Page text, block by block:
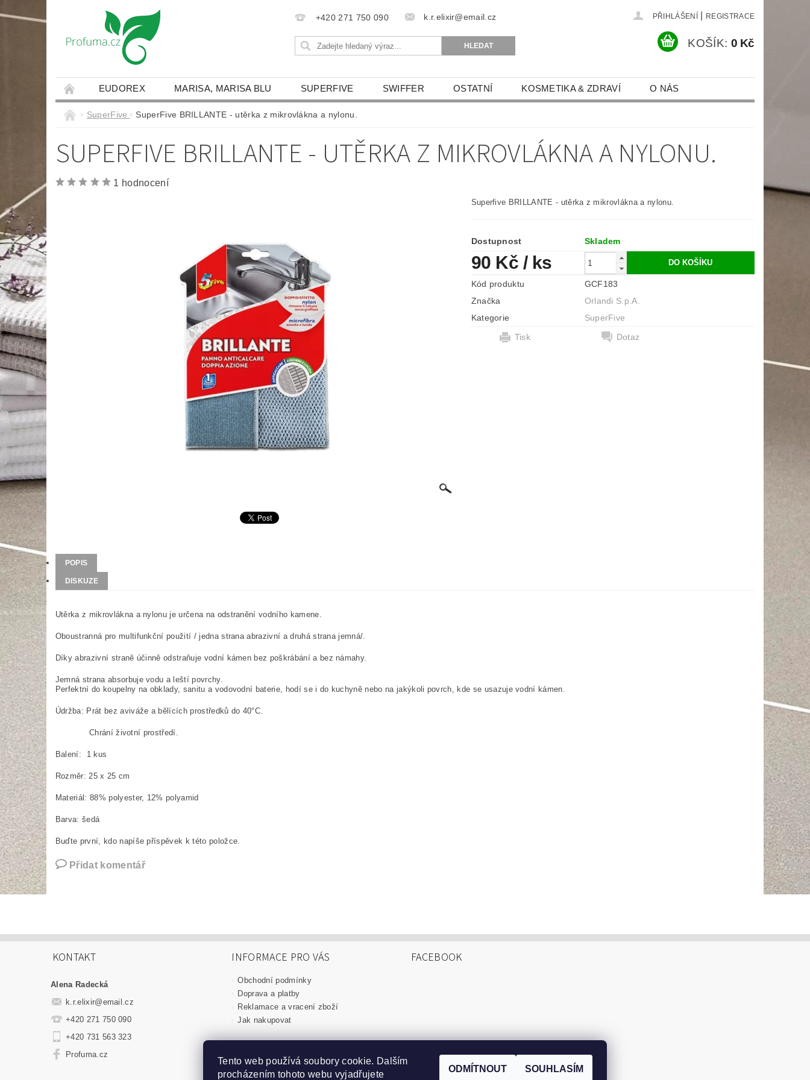
+420 271 750 090 k.r.elixir@email.cz PŘIHLÁŠENÍ REGISTRACE
KOŠÍK: 0 Kč
EUDOREX MARISA, MARISA BLU SUPERFIVE SWIFFER OSTATNÍ KOSMETIKA & ZDRAVÍ O NÁS
JAK NAKUPOVAT DOPRAVA A PLATBY REKLAMACE A VRACENÍ ZBOŽÍ
SuperFive SuperFive BRILLANTE - utěrka z mikrovlákna a nylonu.
SUPERFIVE BRILLANTE - UTĚRKA Z MIKROVLÁKNA A NYLONU.
1 hodnocení
Superfive BRILLANTE - utěrka z mikrovlákna a nylonu.
Dostupnost Skladem
90 Kč / ks
Kód produktu
GCF183
Značka
Orlandi S.p.A.
Kategorie
SuperFive
Tisk
Dotaz
POPIS
DISKUZE
Utěrka z mikrovlákna a nylonu je určena na odstranění vodního kamene.
Oboustranná pro multifunkční použití / jedna strana abrazivní a druhá strana jemná/.
Díky abrazivní straně účinně odstraňuje vodní kámen bez poškrábání a bez námahy.
Jemná strana absorbuje vodu a leští povrchy.
Perfektní do koupelny na obklady, sanitu a vodovodní baterie, hodí se i do kuchyně nebo na jakýkoli povrch, kde se usazuje vodní kámen.
Údržba: Prát bez aviváže a bělících prostředků do 40°C.
Chrání životní prostředí.
Balení: 1 kus
Rozměr: 25 x 25 cm
Materiál: 88% polyester, 12% polyamid
Barva: šedá
Buďte první, kdo napíše příspěvek k této položce.
Přidat komentář
KONTAKT
Alena Radecká
k.r.elixir@email.cz
+420 271 750 090
+420 731 563 323
Profuma.cz
INFORMACE PRO VÁS
Obchodní podmínky
Doprava a platby
Reklamace a vracení zboží
Jak nakupovat
FACEBOOK
Tento web používá soubory cookie. Dalším
procházením tohoto webu vyjadřujete
ODMÍTNOUT SOUHLASÍM